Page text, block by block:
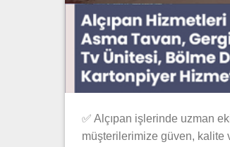
✅ Alçıpan işlerinde uzman
müşterilerimize güven, kalite